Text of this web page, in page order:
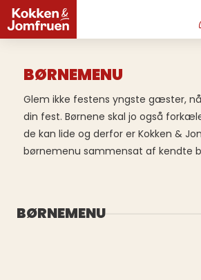
BØRNEMENU
Glem ikke festens yngste gæster,
din fest. Børnene skal jo også
de kan lide og derfor er Kokken &
børnemenu sammensat af kendte
BØRNEMENU